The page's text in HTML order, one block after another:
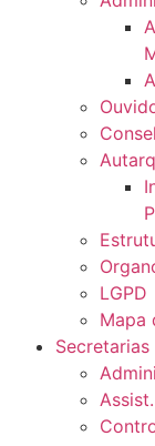
LGPD
Mapa
Secretarias